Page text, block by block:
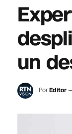
un
PorEditor